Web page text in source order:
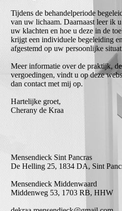
Tijdens de behandelperiode
van uw lichaam. Daarnaast leer ik
uw klachten en hoe u deze in de
krijgt een individuele begeleiding
afgestemd op uw persoonlijke
Meer informatie over de praktijk,
vergoedingen, vindt u op deze
dan contact met mij op.
Hartelijke groet,
Cherany de Kraa
Mensendieck Sint Pancras
De Helling 25, 1834 DA, Sint
Mensendieck Middenwaard
Middenweg 53, 1703 RB, HHW